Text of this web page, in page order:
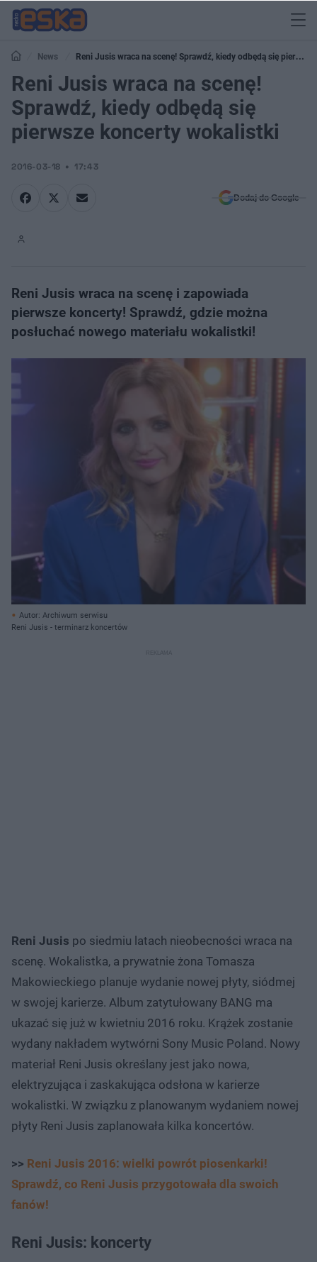
News
Reni Jusis wraca na scenę! Sprawdź, kiedy odbędą się pierwsze
koncerty wokalistki
Reni Jusis wraca na scenę!
Sprawdź, kiedy odbędą się
pierwsze koncerty wokalistki
2016-03-18 17:43
Dodaj do Google
Reni Jusis wraca na scenę i zapowiada
pierwsze koncerty! Sprawdź, gdzie można
posłuchać nowego materiału wokalistki!
Autor: Archiwum serwisu
Reni Jusis - terminarz koncertów
Reni Jusis po siedmiu latach nieobecności wraca na
scenę. Wokalistka, a prywatnie żona Tomasza
Makowieckiego planuje wydanie nowej płyty, siódmej
w swojej karierze. Album zatytułowany BANG ma
ukazać się już w kwietniu 2016 roku. Krążek zostanie
wydany nakładem wytwórni Sony Music Poland. Nowy
materiał Reni Jusis określany jest jako nowa,
elektryzująca i zaskakująca odsłona w karierze
wokalistki. W związku z planowanym wydaniem nowej
płyty Reni Jusis zaplanowała kilka koncertów.
>> Reni Jusis 2016: wielki powrót piosenkarki!
Sprawdź, co Reni Jusis przygotowała dla swoich
fanów!
Reni Jusis: koncerty